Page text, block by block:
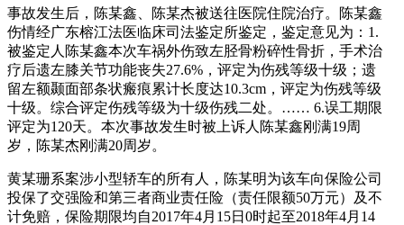
事故发生后，陈某鑫、陈某杰被送往医院住院治疗。陈某鑫
伤情经广东榕江法医临床司法鉴定所鉴定，鉴定意见为：1.
被鉴定人陈某鑫本次车祸外伤致左胫骨粉碎性骨折，手术治
疗后遗左膝关节功能丧失27.6%，评定为伤残等级十级；遗
留左额颞面部条状瘢痕累计长度达10.3cm，评定为伤残等级
十级。综合评定伤残等级为十级伤残二处。…… 6.误工期限
评定为120天。本次事故发生时被上诉人陈某鑫刚满19周
岁，陈某杰刚满20周岁。
黄某珊系案涉小型轿车的所有人，陈某明为该车向保险公司
投保了交强险和第三者商业责任险（责任限额50万元）及不
计免赔，保险期限均自2017年4月15日0时起至2018年4月14